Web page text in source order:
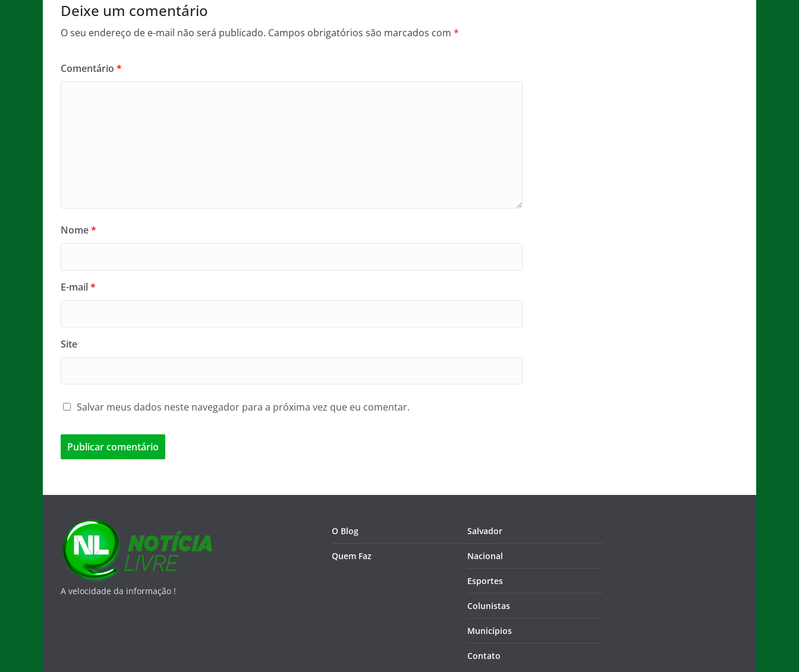
k
Deixe um comentário
O seu endereço de e-mail não será publicado. Campos obrigatórios são marcados com *
Comentário *
Nome*
E-mail*
Site
Salvar meus dados neste navegador para a próxima vez que eu comentar.
A velocidade da informação !
O Blog
Quem Faz
Salvador
Nacional
Esportes
Colunistas
Municípios
Contato